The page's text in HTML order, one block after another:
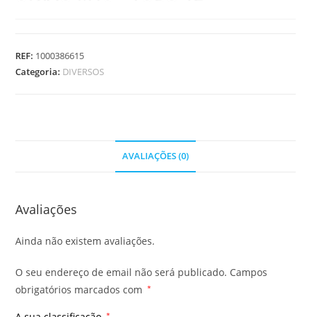
REF: 1000386615
Categoria: DIVERSOS
AVALIAÇÕES (0)
Avaliações
Ainda não existem avaliações.
O seu endereço de email não será publicado. Campos
obrigatórios marcados com
*
*